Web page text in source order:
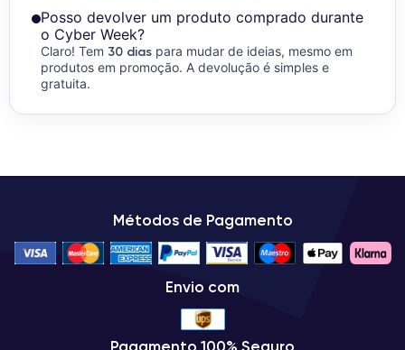
Posso devolver um produto comprado durante
o Cyber Week?
Claro! Tem 30 dias para mudar de ideias, mesmo em
produtos em promoção. A devolução é simples e
gratuita.
Métodos de Pagamento
Envio com
Pagamento 100% Seguro